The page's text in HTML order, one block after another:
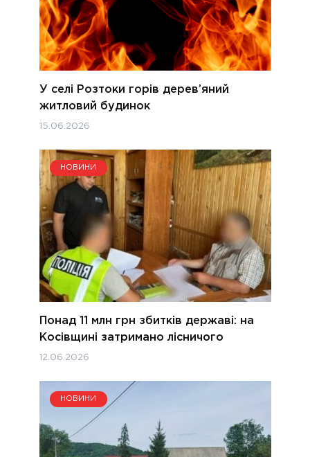
У селі Розтоки горів дерев’яний
житловий будинок
15.06.2026
НОВИНИ
Понад 11 млн грн збитків державі: на
Косівщині затримано лісничого
12.06.2026
НОВИНИ